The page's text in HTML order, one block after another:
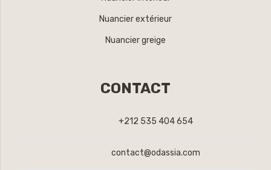
Nuancier extérieur
Nuancier greige
CONTACT
+212 535 404 654
contact@odassia.com